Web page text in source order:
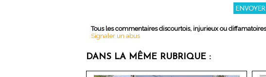
Tous les commentaires discourtois, injurieux ou
Signaler un abus
DANS LA MÊME RUBRIQUE :